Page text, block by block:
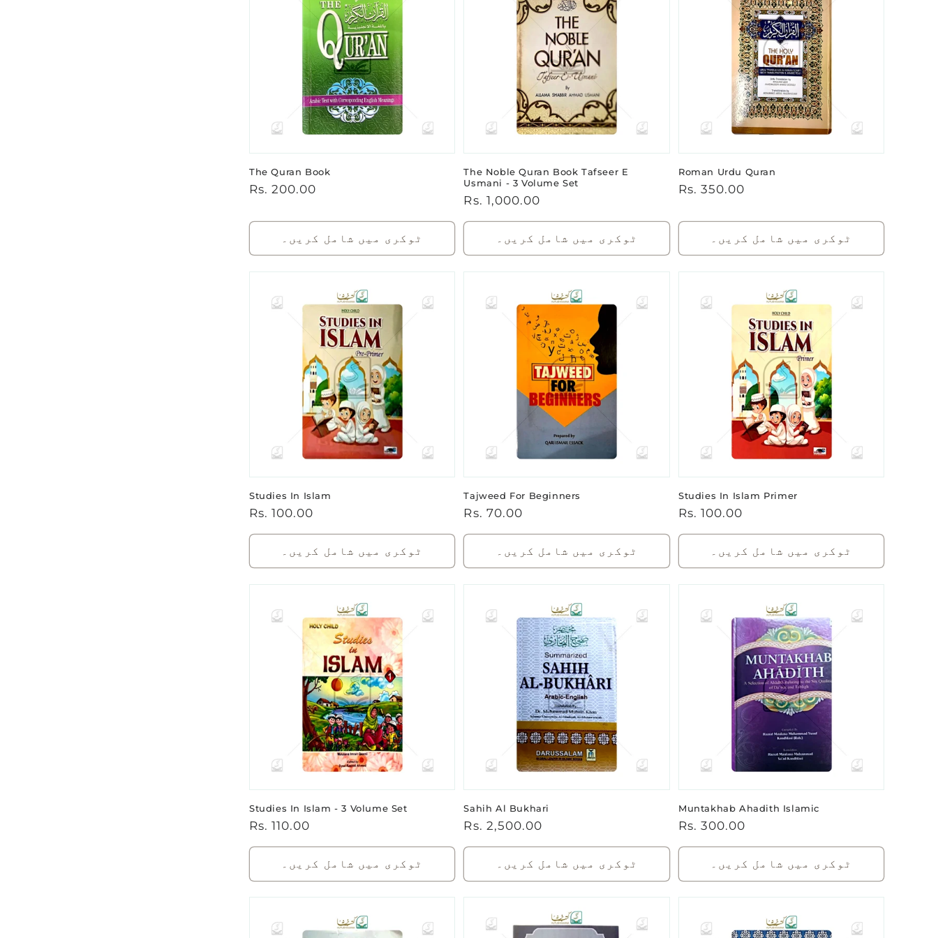
The Quran Book
باقاعدہ
Rs. 200.00
ٹوکری میں شامل کریں۔
The Noble Quran Book Tafseer E
Usmani - 3 Volume Set
باقاعدہ
قیمت
Rs. 1,000.00
ٹوکری میں شامل کریں۔
Roman Urdu Quran
باقاعدہ
Rs. 350.00
ٹوکری میں شامل کریں۔
Studies In Islam
باقاعدہ
قیمت
Rs. 100.00
ٹوکری میں شامل کریں۔
Tajweed For Beginners
باقاعدہ
قیمت
Rs. 70.00
ٹوکری میں شامل کریں۔
Studies In Islam Primer
باقاعدہ
قیمت
Rs. 100.00
ٹوکری میں شامل کریں۔
Studies In Islam - 3 Volume Set
باقاعدہ
قیمت
Rs. 110.00
ٹوکری میں شامل کریں۔
Sahih Al Bukhari
باقاعدہ
قیمت
Rs. 2,500.00
ٹوکری میں شامل کریں۔
Muntakhab Ahadith Islamic
باقاعدہ
قیمت
Rs. 300.00
ٹوکری میں شامل کریں۔